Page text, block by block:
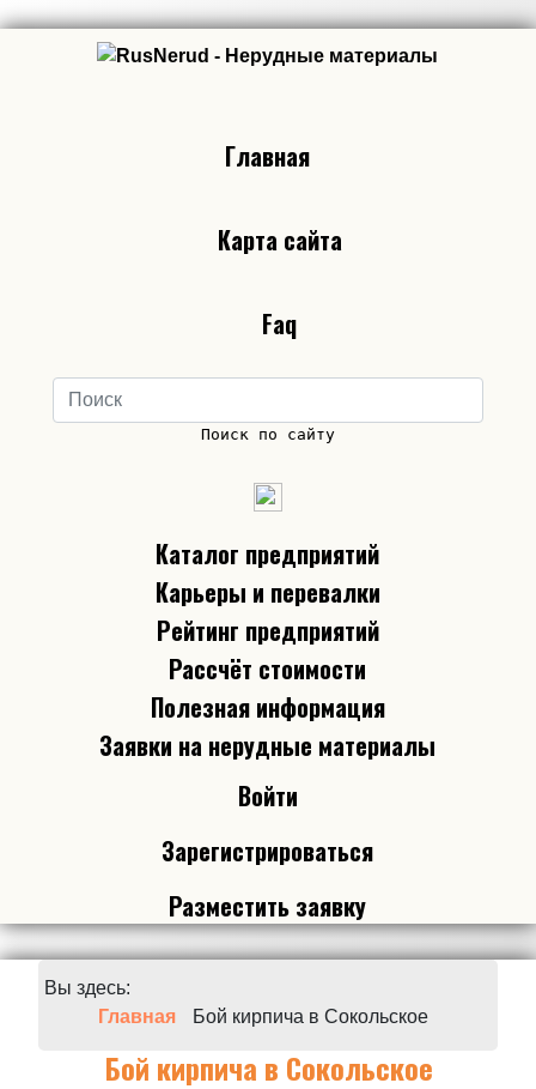
Главная
Карта сайта
Faq
Поиск по сайту
Каталог предприятий
Карьеры и перевалки
Рейтинг предприятий
Рассчёт стоимости
Полезная информация
Заявки на нерудные материалы
Войти
Зарегистрироваться
Разместить заявку
Вы здесь:
Главная
Бой кирпича в Сокольское
Бой кирпича в Сокольское